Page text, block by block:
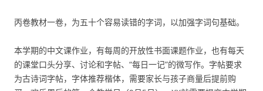
丙卷教材一卷，为五十个容易读错的字词，以加强字词句基础。
本学期的中文课作业，有每周的开放性书面课题作业，也有每天
的课堂口头分享、讨论和字帖、“每日一记”的微写作。字帖要求
为古诗词字帖，字体推荐楷体，需要家长与孩子商量后提前购